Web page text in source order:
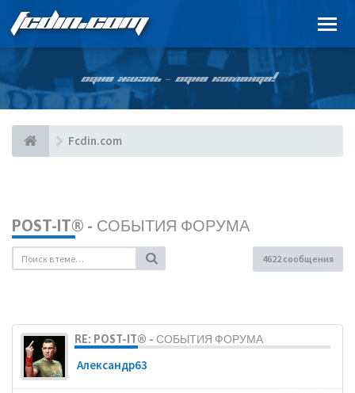
FCDIN.COM
ОДНА ЖИЗНЬ – ОДНА КОМАНДА!
Fcdin.com
POST-IT® - СОБЫТИЯ ФОРУМА
4622 сообщения
RE: POST-IT® - СОБЫТИЯ ФОРУМА
Александр63